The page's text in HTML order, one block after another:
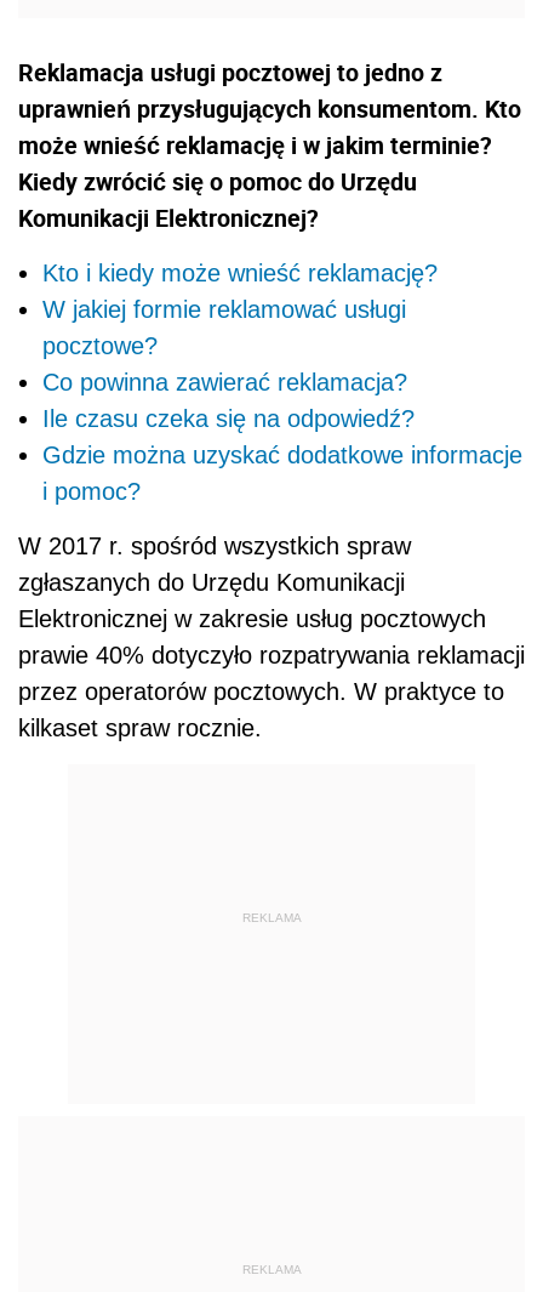
Reklamacja usługi pocztowej to jedno z
uprawnień przysługujących konsumentom. Kto
może wnieść reklamację i w jakim terminie?
Kiedy zwrócić się o pomoc do Urzędu
Komunikacji Elektronicznej?
Kto i kiedy może wnieść reklamację?
W jakiej formie reklamować usługi
pocztowe?
Co powinna zawierać reklamacja?
Ile czasu czeka się na odpowiedź?
Gdzie można uzyskać dodatkowe informacje
i pomoc?
W 2017 r. spośród wszystkich spraw
zgłaszanych do Urzędu Komunikacji
Elektronicznej w zakresie usług pocztowych
prawie 40% dotyczyło rozpatrywania reklamacji
przez operatorów pocztowych. W praktyce to
kilkaset spraw rocznie.
REKLAMA
REKLAMA